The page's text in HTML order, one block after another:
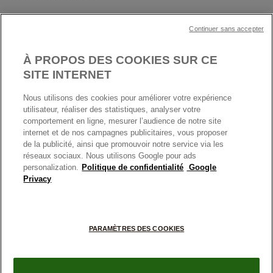
Plan du site
Politique des cookies
Politique de confidentialité
Conditions générales de vente
Conditions générales de vente Click & Collect
Plateforme ODR
Information sur le fabricant et l'importateur
Index égalité Femme/Homme
FRANCE
France
© TOUS DROITS RESERVES. 2026 Pandora
À PROPOS DES COOKIES SUR CE
SITE INTERNET
Nous utilisons des cookies pour améliorer votre expérience
utilisateur, réaliser des statistiques, analyser votre
comportement en ligne, mesurer l’audience de notre site
internet et de nos campagnes publicitaires, vous proposer
de la publicité, ainsi que promouvoir notre service via les
réseaux sociaux. Nous utilisons Google pour ads
personalization. Politique de confidentialité Google
Privacy
PARAMÈTRES DES COOKIES
Continuer sans accepter